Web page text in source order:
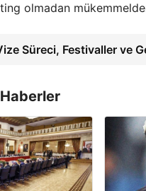
olmadan
Süreci, Festivaller ve